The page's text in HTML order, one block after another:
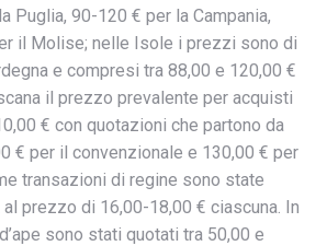
Puglia, 90-120 € per la Campania,
il Molise; nelle Isole i prezzi sono di
e compresi tra 88,00 e 120,00 €
il prezzo prevalente per acquisti
€ con quotazioni che partono da
€ per il convenzionale e 130,00 € per
transazioni di regine sono state
prezzo di 16,00-18,00 € ciascuna. In
sono stati quotati tra 50,00 e